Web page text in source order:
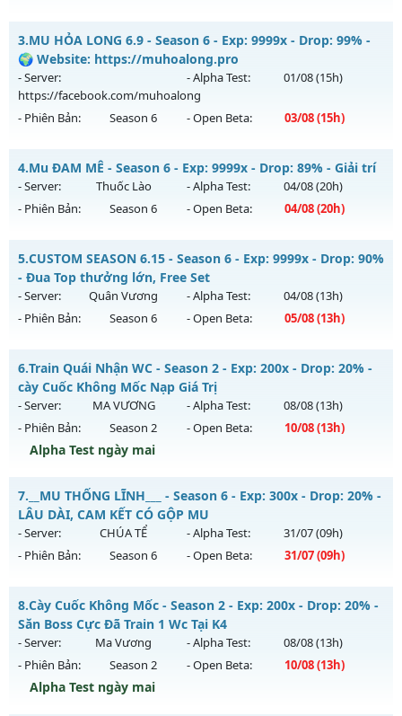
Thể loại: Mu Bán Đồ Full Trong Shop
Antihack: Phoenix chống hack mới
MU HỎA LONG 6.9 - 🌍 Website: https://muhoalong.pro
Mu mới ra tháng 08 2026 - Mở máy chủ
https://facebook.com/muhoalongvào 13h ngày
05/08/2626
Exp: 9999x - Drop: 20%
Thể loại: Mu Nguyên bản Webzen
Antihack: XShield
3.MU HỎA LONG 6.9 - Season 6 - Exp: 9999x - Drop: 99% -
🌍 Website: https://muhoalong.pro
- Server:
https://facebook.com/muhoalong
- Alpha Test: 01/08(15h)
- Phiên Bản: Season 6 - Open Beta: 03/08(15h)
MU HỎA LONG 6.9 - 🌍 Website: https://muhoalong.pro
Mu mới ra tháng 08 2026 - Mở máy chủ
https://facebook.com/muhoalongvào 15h ngày
Kiểu reset: Non Reset
Thể loại: Mu Nguyên bản Webzen
4.Mu ĐAM MÊ - Season 6 - Exp: 9999x - Drop: 89% - Giải trí
- Server: Thuốc Lào - Alpha Test: 04/08(20h)
- Phiên Bản:
Season 6 - Open Beta: 04/08(20h)
Mu mới ra tháng 08 2026 - Mở máy chủ
ngày 04/08/2626
Exp: 9999x - Drop: 89%
Thể loại: Mu Bán Đồ Full Trong Shop
Antihack: UGK
5.CUSTOM SEASON 6.15 - Season 6 - Exp: 9999x - Drop: 90%
- Đua Top thưởng lớn, Free Set
- Server: Quân Vương - Alpha Test: 04/08(13h)
- Phiên Bản:
Season 6 - Open Beta: 05/08(13h)
CUSTOM SEASON 6.15 - Đua Top thưởng lớn, Free Set
Mu mới ra tháng 08 2026 - Mở máy chủ
13h ngày 05/08/2626
Exp: 9999x - Drop: 90%
Kiểu reset: Reset In Game
Thể loại: Mu Bán Đồ Full Trong Shop
Antihack: Phoenix Season 6.15
6.Train Quái Nhận WC - Season 2 - Exp: 200x - Drop: 20% -
cày Cuốc Không Mốc Nạp Giá Trị
- Server: MA VƯƠNG - Alpha Test: 08/08(13h)
- Phiên Bản:
Season 2 - Open Beta: 10/08(13h)
Alpha Test ngày mai
Train Quái Nhận WC - cày Cuốc Không Mốc Nạp Giá Trị
Mu mới ra tháng 08 2026 - Mở máy chủ
13h ngày 10/08/2626
Exp: 200x - Drop: 20%
Thể loại: Mu Nguyên bản Webzen
Antihack: GameGuard
7. __MU THỐNG LĨNH___ - Season 6 - Exp: 300x - Drop: 20% -
LÂU DÀI, CAM KẾT CÓ GỘP MU
- Server: CHÚA TỂ - Alpha Test: 31/07(09h)
- Phiên Bản:
Season 6 - Open Beta: 31/07(09h)
__MU THỐNG LĨNH___ - LÂU DÀI, CAM KẾT CÓ GỘP MU
Mu mới ra tháng 07 2026 - Mở máy chủ
ngày 31/07/2626
Exp: 300x - Drop: 20%
Kiểu reset: Reset In Game
8.Cày Cuốc Không Mốc - Season 2 - Exp: 200x - Drop: 20% -
Săn Boss Cực Đã Train 1 Wc Tại K4
- Server: Ma Vương - Alpha Test: 08/08(13h)
- Phiên Bản:
Season 2 - Open Beta: 10/08(13h)
Alpha Test ngày mai